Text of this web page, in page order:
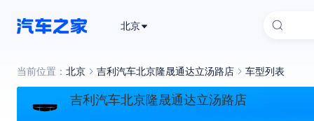
北京
当前位置： 北京 吉利汽车北京隆晟通达立汤路店 车型列表
吉利汽车北京隆晟通达立汤路店